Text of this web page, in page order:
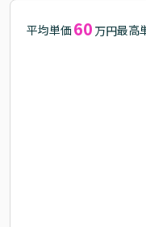
平均単価 60 万円最高